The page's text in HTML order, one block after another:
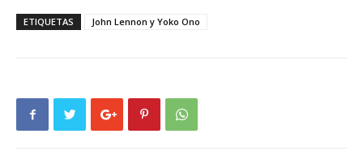
ETIQUETAS John Lennon y Yoko Ono